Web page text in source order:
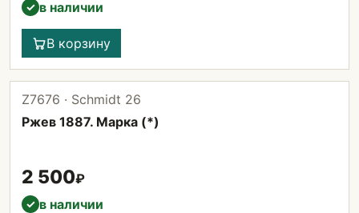
✓ в наличии
В корзину
Z7676 · Schmidt 26
Ржев 1887. Марка (*)
2 500₽
✓ в наличии